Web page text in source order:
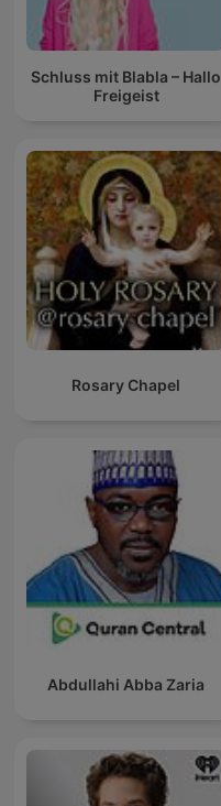
Schluss mit Blabla – Hallo
Freigeist
Rosary Chapel
Abdullahi Abba Zaria